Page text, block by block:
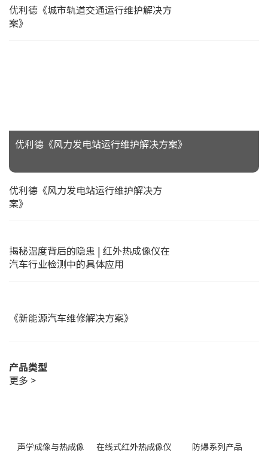
优利德《城市轨道交通运行维护解决方
案》
优利德《风力发电站运行维护解决方案》
优利德《风力发电站运行维护解决方
案》
揭秘温度背后的隐患 | 红外热成像仪在
汽车行业检测中的具体应用
《新能源汽车维修解决方案》
产品类型
更多 >
声学成像与热成像 在线式红外热成像仪 防爆系列产品